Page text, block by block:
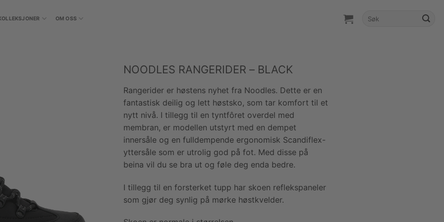
OM OSS
NOODLES RANGERIDER – BLACK
Rangerider er høstens nyhet fra Noodles. Dette er en
fantastisk deilig og lett høstsko, som tar komfort til et
nytt nivå. I tillegg til en tyntfôret overdel med
membran, er modellen utstyrt med en dempet
innersåle og en fulldempende ergonomisk Scandiflex-
yttersåle som er utrolig god på fot. Med disse på
beina vil du se bra ut og føle deg enda bedre.
I tillegg til en forsterket tupp har skoen reflekspaneler
som gjør deg synlig på mørke høstkvelder.